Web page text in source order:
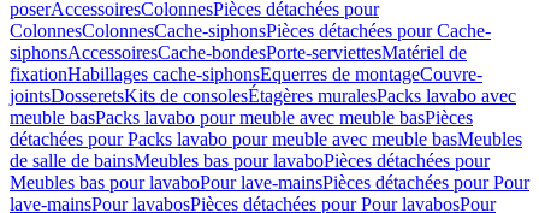
poserAccessoiresColonnesPièces détachées pour
ColonnesColonnesCache-siphonsPièces détachées pour Cache-
siphonsAccessoiresCache-bondesPorte-serviettesMatériel de
fixationHabillages cache-siphonsEquerres de montageCouvre-
jointsDosseretsKits de consolesÉtagères muralesPacks lavabo avec
meuble basPacks lavabo pour meuble avec meuble basPièces
détachées pour Packs lavabo pour meuble avec meuble basMeubles
de salle de bainsMeubles bas pour lavaboPièces détachées pour
Meubles bas pour lavaboPour lave-mainsPièces détachées pour Pour
lave-mainsPour lavabosPièces détachées pour Pour lavabosPour